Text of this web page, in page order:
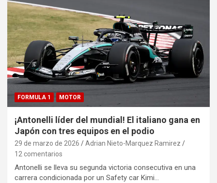
FORMULA 1 MOTOR
¡Antonelli líder del mundial! El italiano gana en
Japón con tres equipos en el podio
29 de marzo de 2026
Adrian Nieto-Marquez Ramirez
12 comentarios
Antonelli se lleva su segunda victoria consecutiva en una
carrera condicionada por un Safety car Kimi…